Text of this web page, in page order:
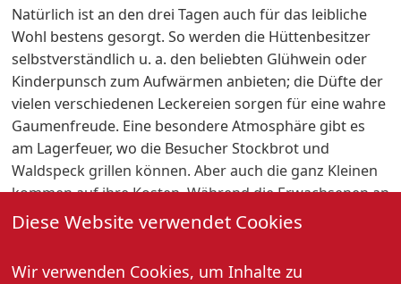
Diese Website verwendet Cookies
Wir verwenden Cookies, um Inhalte zu
Natürlich ist an den drei Tagen auch für das leibliche
Wohl bestens gesorgt. So werden die Hüttenbesitzer
selbstverständlich u. a. den beliebten Glühwein oder
Kinderpunsch zum Aufwärmen anbieten; die Düfte der
vielen verschiedenen Leckereien sorgen für eine wahre
Gaumenfreude. Eine besondere Atmosphäre gibt es
am Lagerfeuer, wo die Besucher Stockbrot und
Waldspeck grillen können. Aber auch die ganz Kleinen
kommen auf ihre Kosten. Während die Erwachsenen an
den Ständen noch das eine oder andere